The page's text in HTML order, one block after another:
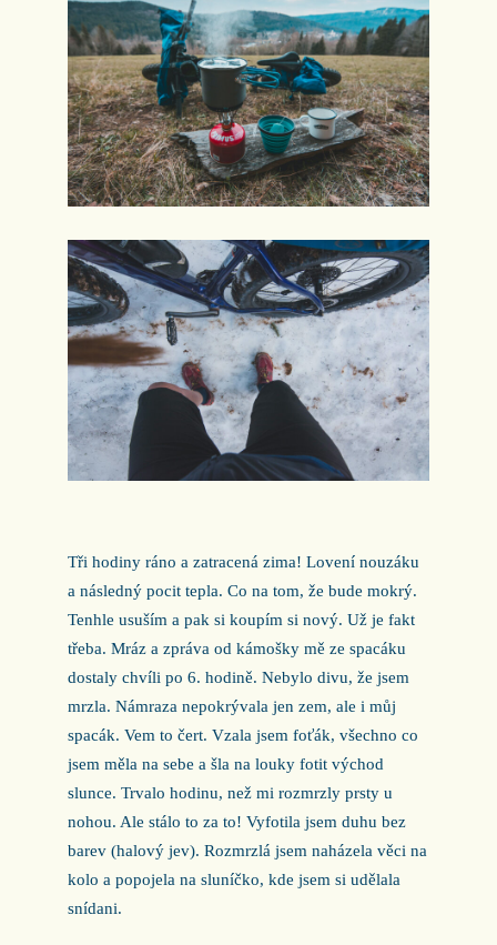
Tři hodiny ráno a zatracená zima! Lovení nouzáku
a následný pocit tepla. Co na tom, že bude mokrý.
Tenhle usuším a pak si koupím si nový. Už je fakt
třeba. Mráz a zpráva od kámošky mě ze spacáku
dostaly chvíli po 6. hodině. Nebylo divu, že jsem
mrzla. Námraza nepokrývala jen zem, ale i můj
spacák. Vem to čert. Vzala jsem foťák, všechno co
jsem měla na sebe a šla na louky fotit východ
slunce. Trvalo hodinu, než mi rozmrzly prsty u
nohou. Ale stálo to za to! Vyfotila jsem duhu bez
barev (halový jev). Rozmrzlá jsem naházela věci na
kolo a popojela na sluníčko, kde jsem si udělala
snídani.